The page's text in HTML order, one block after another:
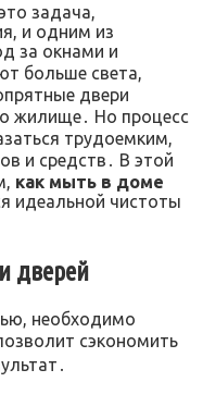
задача,
и одним из
за окнами и
больше света,
двери
жилище․ Но процесс
трудоемким,
и средств․ В этой
как мыть в доме
идеальной чистоты
дверей
необходимо
сэкономить